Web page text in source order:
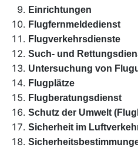
Einrichtungen
Flugfernmeldedienst
Flugverkehrsdienste
Such- und
Untersuchung von
Flugplätze
Flugberatungsdienst
Schutz der Umwelt
Sicherheit im